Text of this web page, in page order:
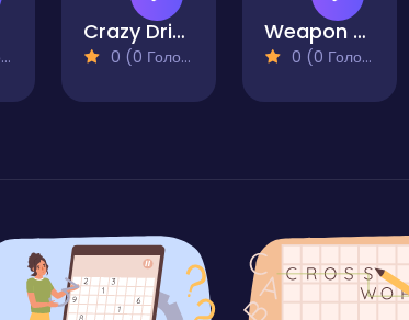
Crazy Driver
0 (0 Голосів)
Weapon Strike
0 (0 Голосів)